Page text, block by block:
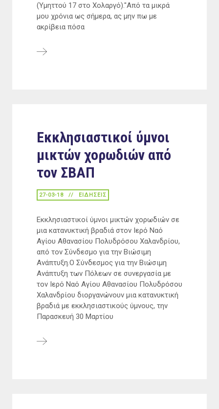
(Υμηττού 17 στο Χολαργό)."Από τα μικρά
μου χρόνια ως σήμερα, ας μην πω με
ακρίβεια πόσα
Εκκλησιαστικοί ύμνοι
μικτών χορωδιών από
τον ΣΒΑΠ
27-03-18 ΕΙΔΉΣΕΙΣ
Εκκλησιαστικοί ύμνοι μικτών χορωδιών σε
μια κατανυκτική βραδιά στον Ιερό Ναό
Αγίου Αθανασίου Πολυδρόσου Χαλανδρίου,
από τον Σύνδεσμο για την Βιώσιμη
Ανάπτυξη.Ο Σύνδεσμος για την Βιώσιμη
Ανάπτυξη των Πόλεων σε συνεργασία με
τον Ιερό Ναό Αγίου Αθανασίου Πολυδρόσου
Χαλανδρίου διοργανώνουν μια κατανυκτική
βραδιά με εκκλησιαστικούς ύμνους, την
Παρασκευή 30 Μαρτίου